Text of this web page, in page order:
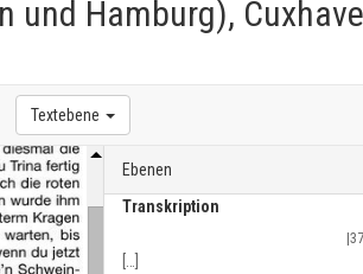
und Hamburg),
Ebenen
Transkription
Textebene